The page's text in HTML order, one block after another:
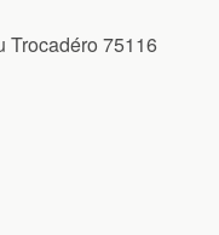
Trocadéro 75116